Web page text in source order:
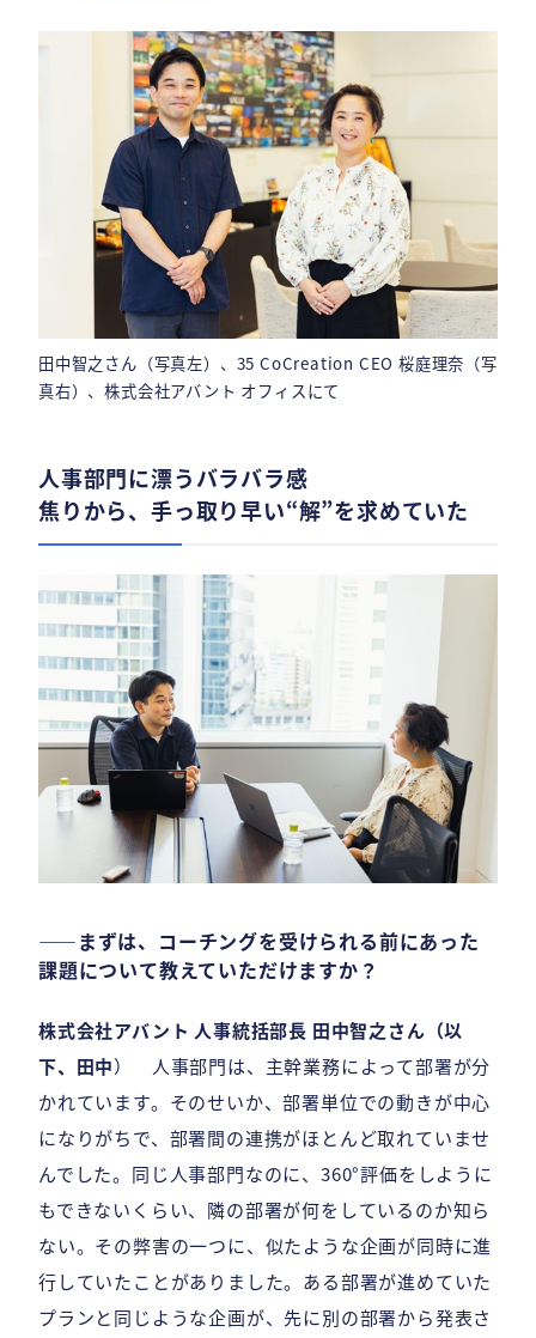
田中智之さん（写真左）、35 CoCreation CEO 桜庭理奈（写
真右）、株式会社アバント オフィスにて
人事部門に漂うバラバラ感
焦りから、手っ取り早い“解”を求めていた
――まずは、コーチングを受けられる前にあった
課題について教えていただけますか？
株式会社アバント 人事統括部長 田中智之さん（以
下、田中） 人事部門は、主幹業務によって部署が分
かれています。そのせいか、部署単位での動きが中心
になりがちで、部署間の連携がほとんど取れていませ
んでした。同じ人事部門なのに、360°評価をしように
もできないくらい、隣の部署が何をしているのか知ら
ない。その弊害の一つに、似たような企画が同時に進
行していたことがありました。ある部署が進めていた
プランと同じような企画が、先に別の部署から発表さ